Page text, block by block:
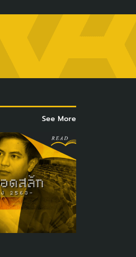
See More